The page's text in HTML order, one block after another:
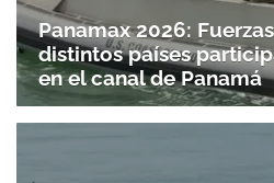
Panamax 2026:
distintos países
en el canal de Panamá